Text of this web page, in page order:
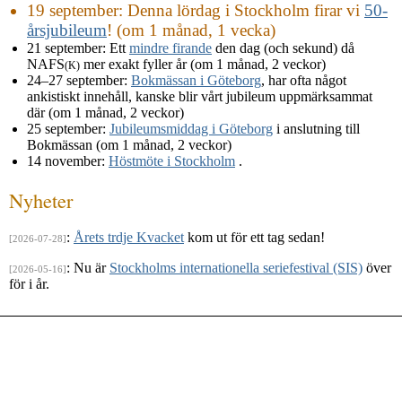
19 september: Denna lördag i Stockholm firar vi 50-
årsjubileum! (om 1 månad, 1 vecka)
21 september: Ett mindre firande den dag (och sekund) då
NAFS(K) mer exakt fyller år (om 1 månad, 2 veckor)
24–27 september: Bokmässan i Göteborg, har ofta något
ankistiskt innehåll, kanske blir vårt jubileum uppmärksammat
där (om 1 månad, 2 veckor)
25 september: Jubileumsmiddag i Göteborg i anslutning till
Bokmässan (om 1 månad, 2 veckor)
14 november: Höstmöte i Stockholm .
Nyheter
[2026-07-28] : Årets trdje Kvacket kom ut för ett tag sedan!
[2026-05-16] : Nu är Stockholms internationella seriefestival (SIS) över
för i år.